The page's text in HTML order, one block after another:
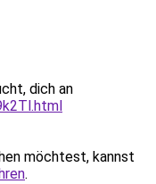
dich an
möchtest, kannst
.